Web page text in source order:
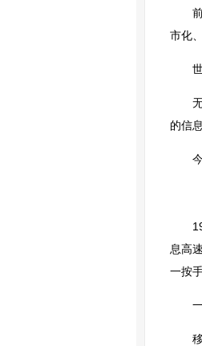
市化
的信
息高
一按